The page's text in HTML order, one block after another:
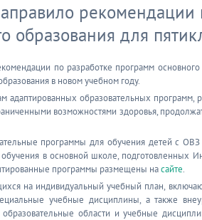
рекомендации
образования для
по разработке программ
в новом учебном году.
адаптированных образовательных программ,
возможностями здоровья,
программы для обучения детей с
в основной школе, подготовленных
программы размещены насайте.
на индивидуальный учебный план,
учебные дисциплины, а также
области и учебные